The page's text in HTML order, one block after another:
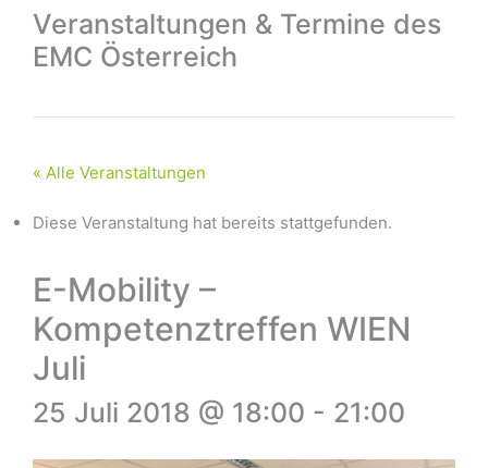
Veranstaltungen & Termine des
EMC Österreich
« Alle Veranstaltungen
Diese Veranstaltung hat bereits stattgefunden.
E-Mobility –
Kompetenztreffen WIEN
Juli
25 Juli 2018 @ 18:00 - 21:00